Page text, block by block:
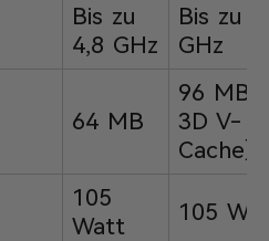
Bis zu
4,8 GHz
Bis zu
GHz
64 MB
96 MB
3D V-
Cache)
105
Watt
105